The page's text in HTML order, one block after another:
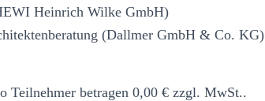
Heinrich Wilke GmbH)
(Dallmer GmbH & Co. KG)
Teilnehmer betragen 0,00 € zzgl. MwSt..